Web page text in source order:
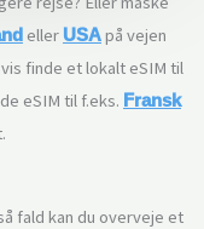
eller USApå vejen
finde et lokalt eSIM til
eSIM til f.eks. Fransk
fald kan du overveje et